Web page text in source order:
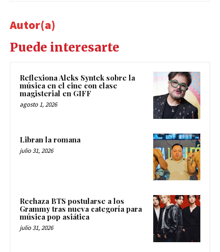
Autor(a)
Puede interesarte
Reflexiona Aleks Syntek sobre la
música en el cine con clase
magisterial en GIFF
agosto 1, 2026
Libran la romana
julio 31, 2026
Rechaza BTS postularse a los
Grammy tras nueva categoría para
música pop asiática
julio 31, 2026